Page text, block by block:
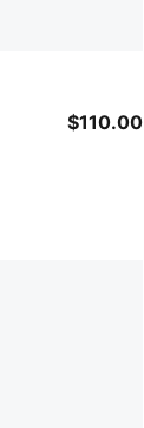
$110.00